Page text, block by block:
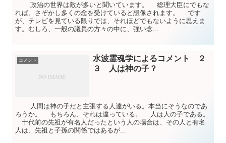
政治の世界は敵が多いと聞いています。 総理大臣にでもな
れば、さぞかし多くの念を受けていると想像されます。 です
が、テレビを見ている限りでは、それほどでもないように思えま
す。むしろ、一般の議員の方々の中に、強い念...
コメント
水波霊魂学によるコメント ２
３ 人は神の子？
人間は神の子だと主張する人達がいる。本当にそうなのであ
ろうか。 もちろん、それは違っている。 人は人の子である。
十代前の先祖が有名人だったという人の場合は、その人と有名
人は、先祖と子孫の関係ではあるが...